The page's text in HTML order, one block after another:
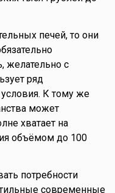
печей, то они
желательно с
ряд
условия. К тому же
может
хватает на
объёмом до 100
потребности
современные